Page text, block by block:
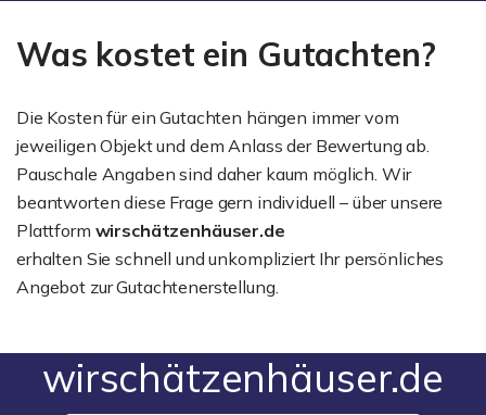
Was kostet ein Gutachten?
Die Kosten für ein Gutachten hängen immer vom
jeweiligen Objekt und dem Anlass der Bewertung ab.
Pauschale Angaben sind daher kaum möglich. Wir
beantworten diese Frage gern individuell – über unsere
Plattform wirschätzenhäuser.de
erhalten Sie schnell und unkompliziert Ihr persönliches
Angebot zur Gutachtenerstellung.
wirschätzenhäuser.de